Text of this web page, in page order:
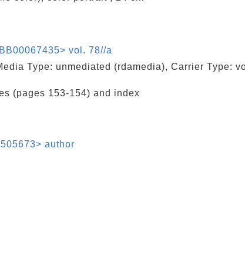
vol. 78//a
Type: unmediated (rdamedia), Carrier Type:
(pages 153-154) and index
author